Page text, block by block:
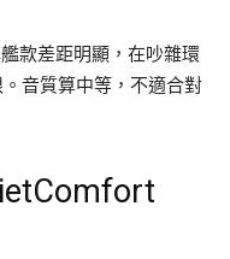
款差距明顯，在吵雜環
音質算中等，不適合對